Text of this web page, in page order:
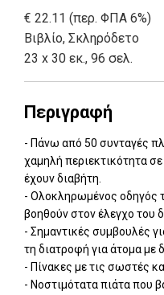
€ 22.11 (περ. ΦΠΑ 6%)
Βιβλίο, Σκληρόδετο
23 x 30 εκ., 96 σελ.
Περιγραφή
- Πάνω από 50 συνταγές
χαμηλή περιεκτικότητα
έχουν διαβήτη.
- Ολοκληρωμένος οδηγός
βοηθούν στον έλεγχο του
- Σημαντικές συμβουλές
τη διατροφή για άτομα με
- Πίνακες με τις σωστές
- Νοστιμότατα πιάτα που